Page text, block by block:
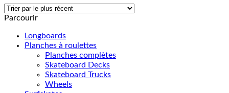
Parcourir
Longboards
Planches à roulettes
Planches complètes
Skateboard Decks
Skateboard Trucks
Wheels